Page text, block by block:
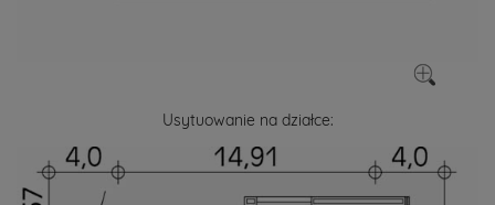
Usytuowanie na działce: